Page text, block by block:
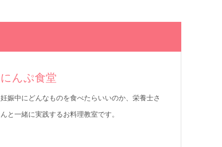
にんぷ食堂
妊娠中にどんなものを食べたらいいのか、栄養士さ
んと一緒に実践するお料理教室です。